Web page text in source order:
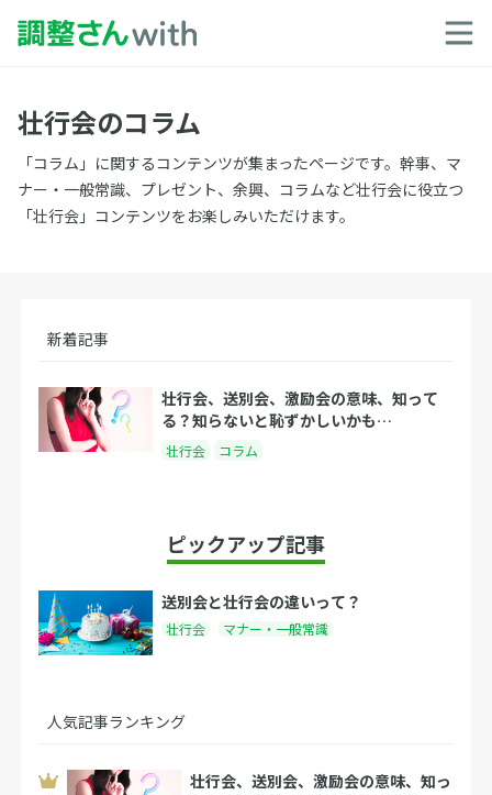
壮行会のコラム
「コラム」に関するコンテンツが集まったページです。幹事、マ
ナー・一般常識、プレゼント、余興、コラムなど壮行会に役立つ
「壮行会」コンテンツをお楽しみいただけます。
新着記事
壮行会、送別会、激励会の意味、知って
る？知らないと恥ずかしいかも…
壮行会 コラム
ピックアップ記事
送別会と壮行会の違いって？
壮行会 マナー・一般常識
人気記事ランキング
壮行会、送別会、激励会の意味、知っ